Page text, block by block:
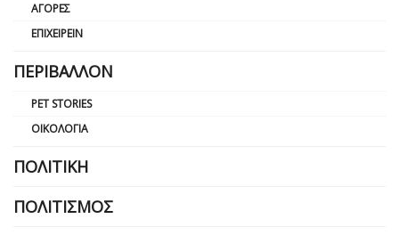
ΑΓΟΡΈΣ
ΕΠΙΧΕΙΡΕΊΝ
ΠΕΡΙΒΆΛΛΟΝ
PET STORIES
ΟΙΚΟΛΟΓΊΑ
ΠΟΛΙΤΙΚΉ
ΠΟΛΙΤΙΣΜΌΣ